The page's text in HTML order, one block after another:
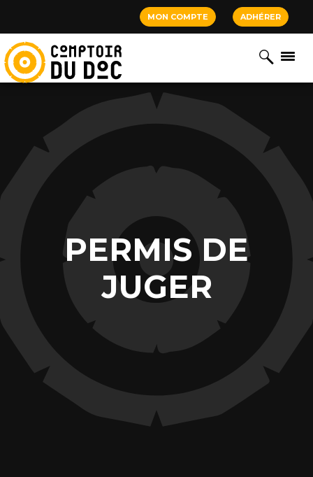
MON COMPTE ADHÉRER
PERMIS DE
JUGER
Cookies management panel